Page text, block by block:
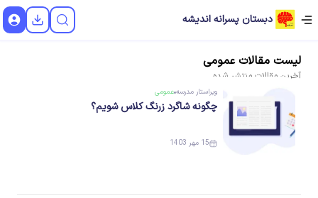
دبستان پسرانه اندیشه
لیست مقالات عمومی
آخرین مقالات منتشر شده
ویراستار مدرسه عمومی
چگونه شاگرد زرنگ کلاس شویم؟
15 مهر 1403